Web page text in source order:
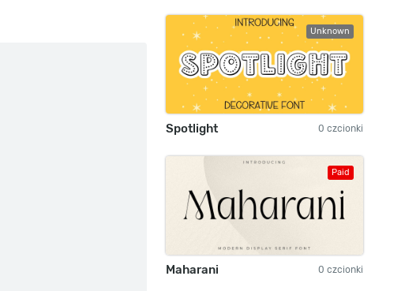
Unknown
Spotlight 0 czcionki
Paid
Maharani 0 czcionki